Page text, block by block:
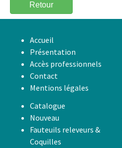
Retour
Accueil
Présentation
Accès professionnels
Contact
Mentions légales
Catalogue
Nouveau
Fauteuils releveurs &
Coquilles